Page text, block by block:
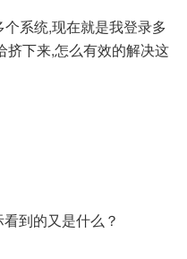
系统,现在就是我登录多
挤下来,怎么有效的解决这
到的又是什么？